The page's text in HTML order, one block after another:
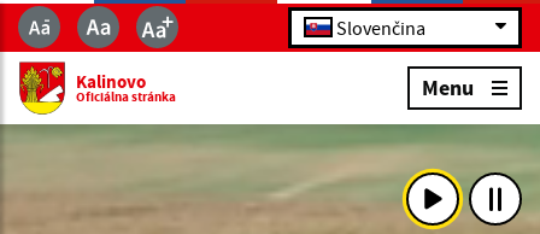
Slovenčina
Kalinovo
Oficiálna stránka Menu